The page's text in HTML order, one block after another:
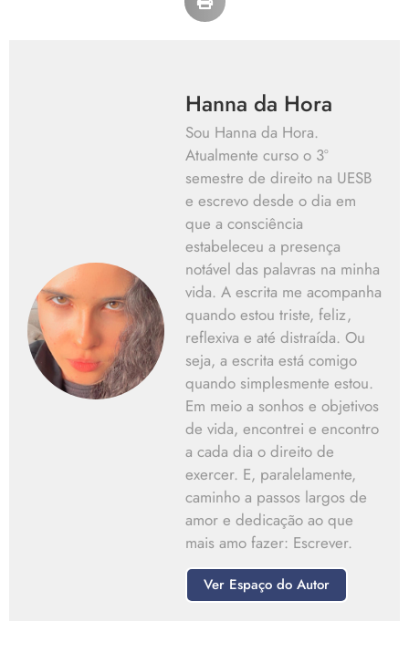
Hanna da Hora
Sou Hanna da Hora.
Atualmente curso o 3º
semestre de direito na UESB
e escrevo desde o dia em
que a consciência
estabeleceu a presença
notável das palavras na minha
vida. A escrita me acompanha
quando estou triste, feliz,
reflexiva e até distraída. Ou
seja, a escrita está comigo
quando simplesmente estou.
Em meio a sonhos e objetivos
de vida, encontrei e encontro
a cada dia o direito de
exercer. E, paralelamente,
caminho a passos largos de
amor e dedicação ao que
mais amo fazer: Escrever.
Ver Espaço do Autor